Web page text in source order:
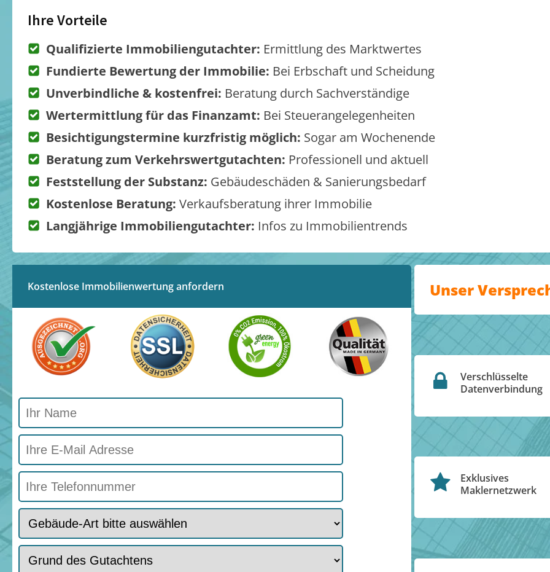
Ihre Vorteile
Qualifizierte Immobiliengutachter: Ermittlung des Marktwertes
Fundierte Bewertung der Immobilie: Bei Erbschaft und Scheidung
Unverbindliche & kostenfrei: Beratung durch Sachverständige
Wertermittlung für das Finanzamt: Bei Steuerangelegenheiten
Besichtigungstermine kurzfristig möglich: Sogar am Wochenende
Beratung zum Verkehrswertgutachten: Professionell und aktuell
Feststellung der Substanz: Gebäudeschäden & Sanierungsbedarf
Kostenlose Beratung: Verkaufsberatung ihrer Immobilie
Langjährige Immobiliengutachter: Infos zu Immobilientrends
Kostenlose Immobilienwertung anfordern Unser
Verschlüsselte
Datenverbindung
Exklusives
Maklernetzwerk